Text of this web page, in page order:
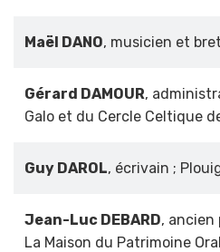
Maël DANO, musicien et
Gérard DAMOUR,
Galo et du Cercle Celtique
Guy DAROL, écrivain ;
Jean-Luc DEBARD,
La Maison du Patrimoine